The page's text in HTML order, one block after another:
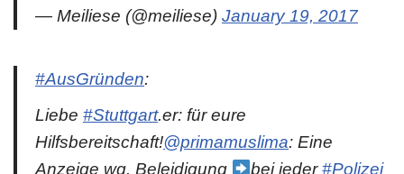
— Meiliese (@meiliese) January 19, 2017
#AusGründen:
Liebe #Stuttgart.er: für eure
Hilfsbereitschaft!@primamuslima: Eine
Anzeige wg. Beleidigung
bei jeder#Polizei